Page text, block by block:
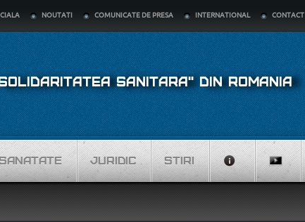
NOUTATI COMUNICATE DE PRESA INTERNATIONAL CONTACT
SANITARA" DIN ROMANIA
JURIDIC STIRI